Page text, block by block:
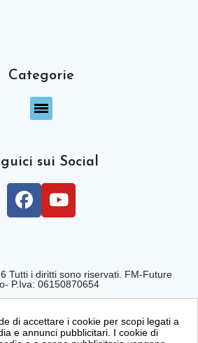
Categorie
sui Social
Tutti i diritti sono riservati. FM-Future
P.Iva: 06150870654
di accettare i cookie per scopi legati a
e annunci pubblicitari. I cookie di